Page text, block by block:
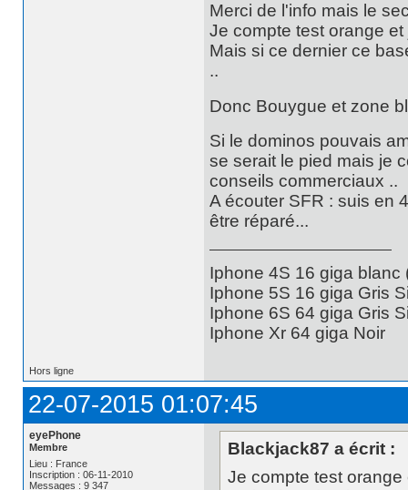
Merci de l'info mais le
Je compte test orange
Mais si ce dernier ce
..
Donc Bouygue et zone
Si le dominos pouvais
se serait le pied mais je
conseils commerciaux ..
A écouter SFR : suis en
être réparé...
Iphone 4S 16 giga blanc
Iphone 5S 16 giga Gris
Iphone 6S 64 giga Gris
Iphone Xr 64 giga Noir
Hors ligne
22-07-2015 01:07:45
eyePhone
Membre
Lieu : France
Inscription : 06-11-2010
Messages : 9 347
Blackjack87 a écrit :
Je compte test